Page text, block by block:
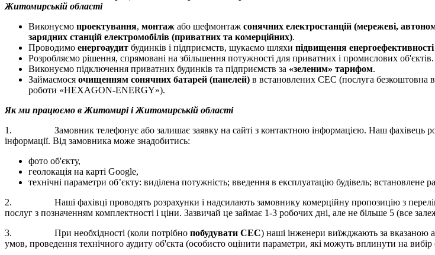
Житомирській області
Виконуємо проектування, монтаж або шефмонтаж сонячних електростанцій (мережеві,
зарядних станцій електромобілів (приватних та комерційних).
Проводимо енергоаудит будинків і підприємств, шукаємо шляхи підвищення енергоефективності
Розробляємо рішення, спрямовані на збільшення потужності для приватних і промислових об'єктів.
Виконуємо підключення приватних будинків та підприємств за «зеленим» тарифом.
Займаємося очищенням сонячних батарей (панелей) в встановлених СЕС (послуга безкоштовна в
роботи «HEXAGON-ENERGY»).
Як ми працюємо в Житомирі і Житомирській області
1. Замовник телефонує або залишає заявку на сайті з контактною інформацією. Наш фахівець
інформації. Від замовника може знадобитись:
фото об'єкту,
геолокація на карті Google,
технічні параметри об’єкту: виділена потужність; введення в експлуатацію будівель; встановлене
2. Наші фахівці проводять розрахунки і надсилають замовнику комерційну пропозицію з
послуг з позначенням комплектності і ціни. Зазвичай це займає 1-3 робочих дні, але не більше 5 (все
3. При необхідності (коли потрібно побудувати СЕС) наші інженери виїжджають за вказаною
умов, проведення технічного аудиту об'єкта (особисто оцінити параметри, які можуть вплинути на